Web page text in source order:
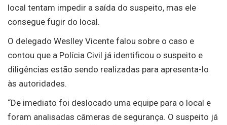
local tentam impedir a saída do suspeito, mas ele
consegue fugir do local.
O delegado Weslley Vicente falou sobre o caso e
contou que a Polícia Civil já identificou o suspeito e
diligências estão sendo realizadas para apresenta-lo
às autoridades.
“De imediato foi deslocado uma equipe para o local e
foram analisadas câmeras de segurança. O suspeito já